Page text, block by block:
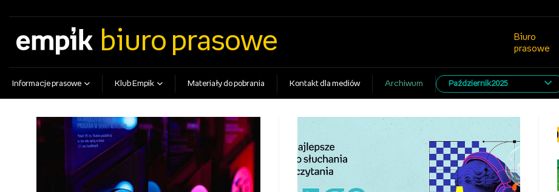
biuro prasowe
Biuro
prasowe
Informacje prasowe Klub Empik Materiały do pobrania Kontakt dla mediów Archiwum Październik2025